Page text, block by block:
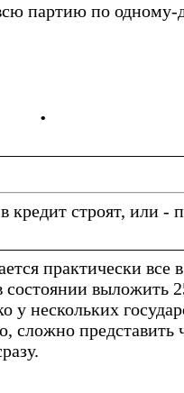
партию по одному-
.
строят, или -
практически все
выложить
у нескольких
сложно представить